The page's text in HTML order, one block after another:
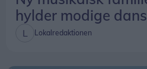
hylder modige
Lokalredaktionen